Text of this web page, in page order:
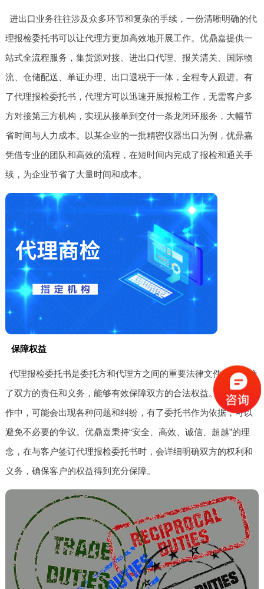
进出口业务往往涉及众多环节和复杂的手续，一份清晰明确的代
理报检委托书可以让代理方更加高效地开展工作。优鼎嘉提供一
站式全流程服务，集货源对接、进出口代理、报关清关、国际物
流、仓储配送、单证办理、出口退税于一体，全程专人跟进。有
了代理报检委托书，代理方可以迅速开展报检工作，无需客户多
方对接第三方机构，实现从接单到交付一条龙闭环服务，大幅节
省时间与人力成本。以某企业的一批精密仪器出口为例，优鼎嘉
凭借专业的团队和高效的流程，在短时间内完成了报检和通关手
续，为企业节省了大量时间和成本。
保障权益
代理报检委托书是委托方和代理方之间的重要法律文件，它明确
了双方的责任和义务，能够有效保障双方的合法权益。在实际操
作中，可能会出现各种问题和纠纷，有了委托书作为依据，可以
避免不必要的争议。优鼎嘉秉持“安全、高效、诚信、超越”的理
念，在与客户签订代理报检委托书时，会详细明确双方的权利和
义务，确保客户的权益得到充分保障。